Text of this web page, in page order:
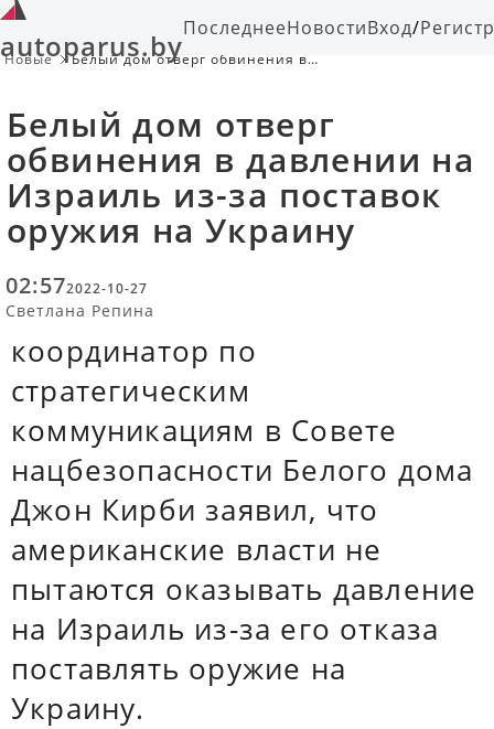
autoparus.byПоследнееНовостиВход/
Новые
Белый дом отверг обвинения в
Белый дом отверг
обвинения в давлении на
Израиль из-за поставок
оружия на Украину
02:572022-10-27
Светлана Репина
координатор по
стратегическим
коммуникациям в Совете
нацбезопасности Белого дома
Джон Кирби заявил, что
американские власти не
пытаются оказывать давление
на Израиль из-за его отказа
поставлять оружие на
Украину.